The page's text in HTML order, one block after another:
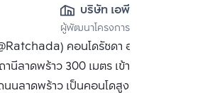
บริษัท เอพี (ไทย
แลนด์)
จำกัด(มหาชน)
ผู้พัฒนาโครงการ
คอนโดรัชดา อยู่ใกล้
นีลาดพร้าว 300 เมตร เข้าออกสะดวก
นลาดพร้าว เป็นคอนโดสูงแบ่งเป็น 2